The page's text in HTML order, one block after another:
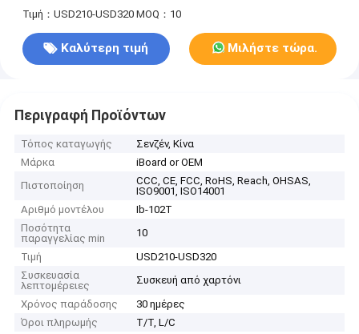
Whiteboard μέγεθος 102 ίντσας
Τιμή：USD210-USD320 MOQ：10
Καλύτερη τιμή Μιλήστε τώρα.
Περιγραφή Προϊόντων
Τόπος καταγωγής
Σενζέν, Κίνα
Μάρκα
iBoard or OEM
Πιστοποίηση
CCC, CE, FCC, RoHS, Reach, OHSAS,
ISO9001, ISO14001
Αριθμό μοντέλου
Ib-102T
Ποσότητα
παραγγελίας min
10
Τιμή
USD210-USD320
Συσκευασία
λεπτομέρειες
Συσκευή από χαρτόνι
Χρόνος παράδοσης
30 ημέρες
Όροι πληρωμής
T/T, L/C